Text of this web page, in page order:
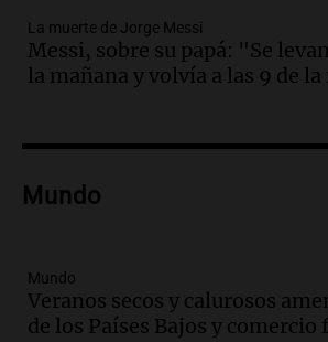
Una mañana para todos
Episodios
Audio.Borges, abogada de
hacerle preguntas y nunca
Episodios
800 kilos de basura por
Una mañana para todos
Episodios
La muerte de Jorge Messi
Messi, sobre su papá: "Se
la mañana y volvía a las 9 de
Mundo
Mundo
Veranos secos y calurosos
de los Países Bajos y comercio